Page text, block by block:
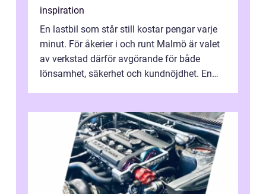
inspiration
En lastbil som står still kostar pengar varje
minut. För åkerier i och runt Malmö är valet
av verkstad därför avgörande för både
lönsamhet, säkerhet och kundnöjdhet. En